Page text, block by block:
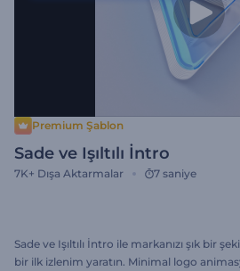
Premium Şablon
Sade ve Işıltılı İntro
7K+ Dışa Aktarmalar 7 saniye
Sade ve Işıltılı İntro ile markanızı şık bir
bir ilk izlenim yaratın. Minimal logo